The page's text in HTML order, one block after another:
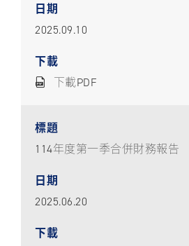
2025.09.10
下載PDF
114年度第一季合併財務報告
2025.06.20